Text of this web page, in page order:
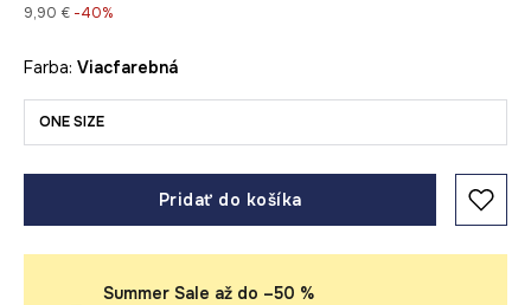
9,90 € -40%
Farba: viacfarebná
ONE SIZE
Pridať do košíka
Summer Sale až do –50 %